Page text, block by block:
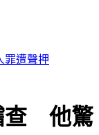
將先4對4辯論
查 他驚